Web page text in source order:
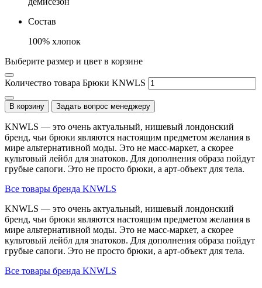
Состав
100% хлопок
Выберите размер и цвет в корзине
Количество товара Брюки KNWLS
В корзину Задать вопрос менеджеру
KNWLS — это очень актуальный, нишевый лондонский
бренд, чьи брюки являются настоящим предметом желания в
мире альтернативной моды. Это не масс-маркет, а скорее
культовый лейбл для знатоков. Для дополнения образа пойдут
грубые сапоги. Это не просто брюки, а арт-объект для тела.
Все товары бренда KNWLS
KNWLS — это очень актуальный, нишевый лондонский
бренд, чьи брюки являются настоящим предметом желания в
мире альтернативной моды. Это не масс-маркет, а скорее
культовый лейбл для знатоков. Для дополнения образа пойдут
грубые сапоги. Это не просто брюки, а арт-объект для тела.
Все товары бренда KNWLS